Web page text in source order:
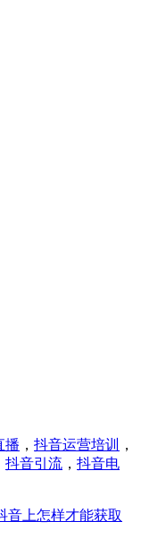
播 ， 抖音运营培训
，
抖音引流 ， 抖音电
音上怎样才能获取